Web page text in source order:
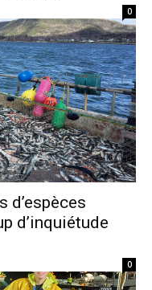
0
d’espèces
d’inquiétude
0